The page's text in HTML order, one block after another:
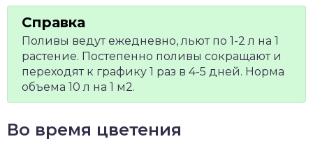
Поливы ведут ежедневно, льют по 1-2 л на 1
растение. Постепенно поливы сокращают и
переходят к графику 1 раз в 4-5 дней. Норма
объема 10 л на 1 м2.
Во время цветения